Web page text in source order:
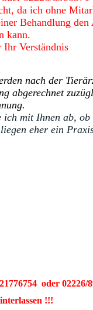
da ich ohne
Behandlung den
kann.
Verständnis
nach der
abgerechnet
ich mit Ihnen ab, ob
eher ein
oder 02226/
!!!